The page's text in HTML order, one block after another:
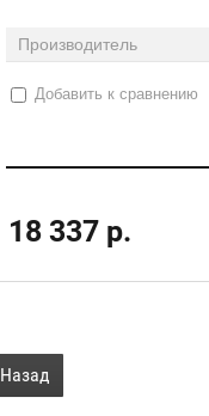
Производитель
Добавить к сравнению
18 337 р.
Назад